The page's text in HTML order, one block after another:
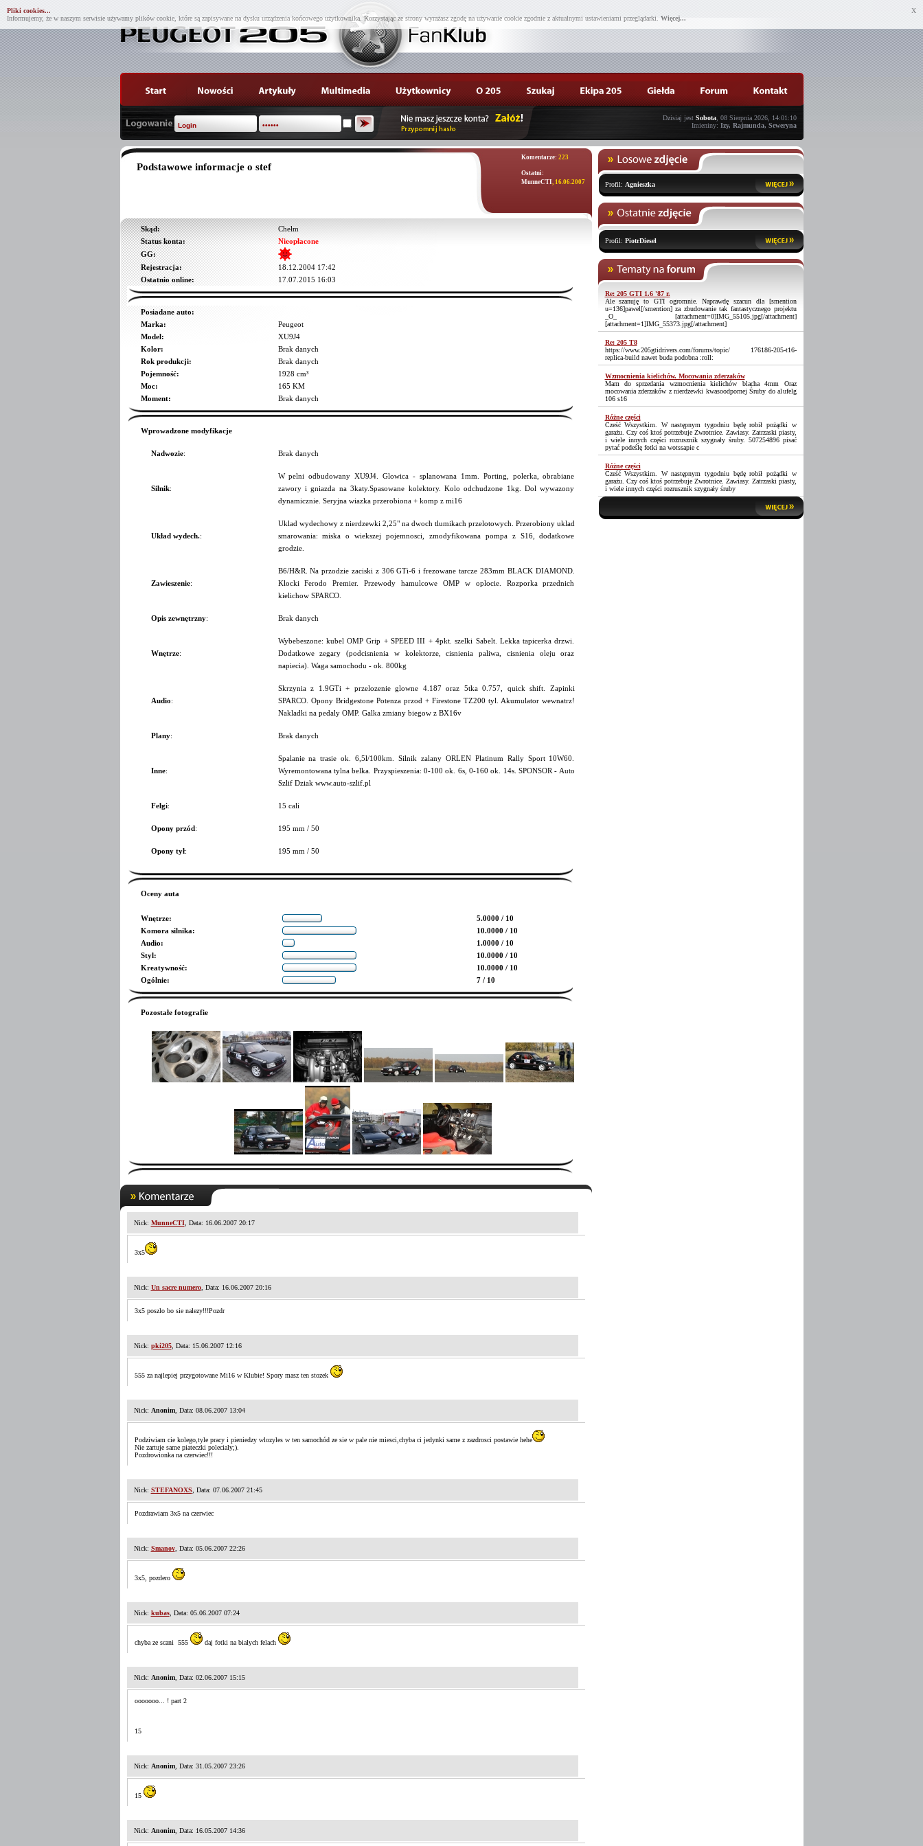
X
Pliki cookies...
Informujemy, że w naszym serwisie używamy plików cookie, które są zapisywane na dysku urządzenia końcowego użytkownika. Korzystając ze strony wyrażasz zgodę na używanie cookie zgodnie z aktualnymi ustawieniami przeglądarki. Więcej...
Dzisiaj jest Sobota, 08 Sierpnia 2026, 14:01:10
Imieniny: Izy, Rajmunda, Seweryna
Podstawowe informacje o stef
Komentarze: 223
Ostatni:
MunneCTI, 16.06.2007
Skąd:
Chełm
Status konta:
Nieopłacone
GG:
Rejestracja:
18.12.2004 17:42
Ostatnio online:
17.07.2015 16:03
Posiadane auto:
Marka:
Peugeot
Model:
XU9J4
Kolor:
Brak danych
Rok produkcji:
Brak danych
Pojemność:
1928 cm³
Moc:
165 KM
Moment:
Brak danych
Wprowadzone modyfikacje
Nadwozie: Brak danych
Silnik:
W pelni odbudowany XU9J4. Glowica - splanowana 1mm. Porting, polerka, obrabiane
zawory i gniazda na 3katy.Spasowane kolektory. Kolo odchudzone 1kg. Dol wywazony
dynamicznie. Seryjna wiazka przerobiona + komp z mi16
Układ wydech.:
Uklad wydechowy z nierdzewki 2,25" na dwoch tlumikach przelotowych. Przerobiony uklad
smarowania: miska o wiekszej pojemnosci, zmodyfikowana pompa z S16, dodatkowe
grodzie.
Zawieszenie:
B6/H&R. Na przodzie zaciski z 306 GTi-6 i frezowane tarcze 283mm BLACK DIAMOND.
Klocki Ferodo Premier. Przewody hamulcowe OMP w oplocie. Rozporka przednich
kielichow SPARCO.
Opis zewnętrzny: Brak danych
Wnętrze:
Wybebeszone: kubel OMP Grip + SPEED III + 4pkt. szelki Sabelt. Lekka tapicerka drzwi.
Dodatkowe zegary (podcisnienia w kolektorze, cisnienia paliwa, cisnienia oleju oraz
napiecia). Waga samochodu - ok. 800kg
Audio:
Skrzynia z 1.9GTi + przelozenie glowne 4.187 oraz 5tka 0.757, quick shift. Zapinki
SPARCO. Opony Bridgestone Potenza przod + Firestone TZ200 tyl. Akumulator wewnatrz!
Nakladki na pedaly OMP. Galka zmiany biegow z BX16v
Plany: Brak danych
Inne:
Spalanie na trasie ok. 6,5l/100km. Silnik zalany ORLEN Platinum Rally Sport 10W60.
Wyremontowana tylna belka. Przyspieszenia: 0-100 ok. 6s, 0-160 ok. 14s. SPONSOR - Auto
Szlif Dziak www.auto-szlif.pl
Felgi: 15 cali
Opony przód: 195 mm / 50
Opony tył: 195 mm / 50
Oceny auta
Wnętrze:
5.0000 / 10
Komora silnika:
10.0000 / 10
Audio:
1.0000 / 10
Styl:
10.0000 / 10
Kreatywność:
10.0000 / 10
Ogólnie: 7 / 10
Pozostałe fotografie
Nick: MunneCTI, Data: 16.06.2007 20:17
3x5
Nick: Un sacre numero, Data: 16.06.2007 20:16
3x5 poszlo bo sie nalezy!!!Pozdr
Nick: pki205, Data: 15.06.2007 12:16
555 za najlepiej przygotowane Mi16 w Klubie! Spory masz ten stozek
Nick: Anonim, Data: 08.06.2007 13:04
Podziwiam cie kolego,tyle pracy i pieniedzy wlozyles w ten samochód ze sie w pale nie miesci,chyba ci jedynki same z zazdrosci postawie hehe
Nie zartuje same piateczki polecialy;).
Pozdrowionka na czerwiec!!!
Nick: STEFANOXS , Data: 07.06.2007 21:45
Pozdrawiam 3x5 na czerwiec
Nick: Smanov, Data: 05.06.2007 22:26
3x5, pozdero
Nick: kubas, Data: 05.06.2007 07:24
chyba ze scani 555 daj fotki na bialych felach
Nick: Anonim, Data: 02.06.2007 15:15
ooooooo... ! part 2
15
Nick: Anonim, Data: 31.05.2007 23:26
15
Nick: Anonim, Data: 16.05.2007 14:36
Profil: Agnieszka
Profil: PiotrDiesel
Re: 205 GTI 1.6 '87 r.
Ale szanuję to GTI ogromnie. Naprawdę szacun dla [smention
u=136]pawel[/smention] za zbudowanie tak fantastycznego projektu
_O_ [attachment=0]IMG_55105.jpg[/attachment]
[attachment=1]IMG_55373.jpg[/attachment]
Re: 205 T8
https://www.205gtidrivers.com/forums/topic/ 176186-205-t16-
replica-build nawet buda podobna :roll:
Wzmocnienia kielichów. Mocowania zderzaków
Mam do sprzedania wzmocnienia kielichów blacha 4mm Oraz
mocowania zderzaków z nierdzewki kwasoodpornej Śruby do alufelg
106 s16
Różne części
Cześć Wszystkim. W następnym tygodniu będę robił pożądki w
garażu. Czy coś ktoś potrzebuje Zwrotnice. Zawiasy. Zatrzaski piasty,
i wiele innych części rozrusznik szygnały śruby. 507254896 pisać
pytać podeślę fotki na wotssapie c
Różne części
Cześć Wszystkim. W następnym tygodniu będę robił pożądki w
garażu. Czy coś ktoś potrzebuje Zwrotnice. Zawiasy. Zatrzaski piasty,
i wiele innych części rozrusznik szygnały śruby